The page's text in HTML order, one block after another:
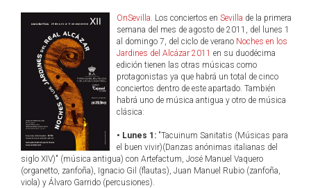
OnSevilla. Los conciertos en Sevilla de la primera
semana del mes de agosto de 2011, del lunes 1
al domingo 7, del ciclo de verano Noches en los
Jardines del Alcázar 2011 en su duodécima
edición tienen las otras músicas como
protagonistas ya que habrá un total de cinco
conciertos dentro de este apartado. También
habrá uno de música antigua y otro de música
clásica:
• Lunes 1: "Tacuinum Sanitatis (Músicas para
el buen vivir)(Danzas anónimas italianas del
siglo XIV)" (música antigua) con Artefactum, José Manuel Vaquero
(organetto, zanfoña), Ignacio Gil (flautas), Juan Manuel Rubio (zanfoña,
viola) y Álvaro Garrido (percusiones).